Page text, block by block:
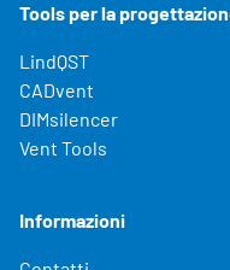
Tools per la
LindQST
CADvent
DIMsilencer
Vent Tools
Informazioni